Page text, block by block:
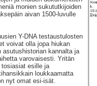
monien sukututkijoiden
aivan 1500-luvulle
Y-DNA testaustulosten
voivat olla jopa hiukan
asutushistorian kannalta ja
varovaisesti. Yritän
tosiasiat esille ja
loukkaamatta
nyt omat esi-isät.